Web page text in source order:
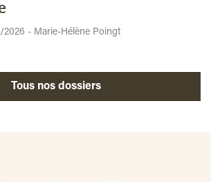
2026 - Marie-Hélène Poingt
Tous nos dossiers